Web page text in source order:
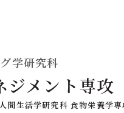
学研究科
ジメント専攻
生活学研究科 食物栄養学専